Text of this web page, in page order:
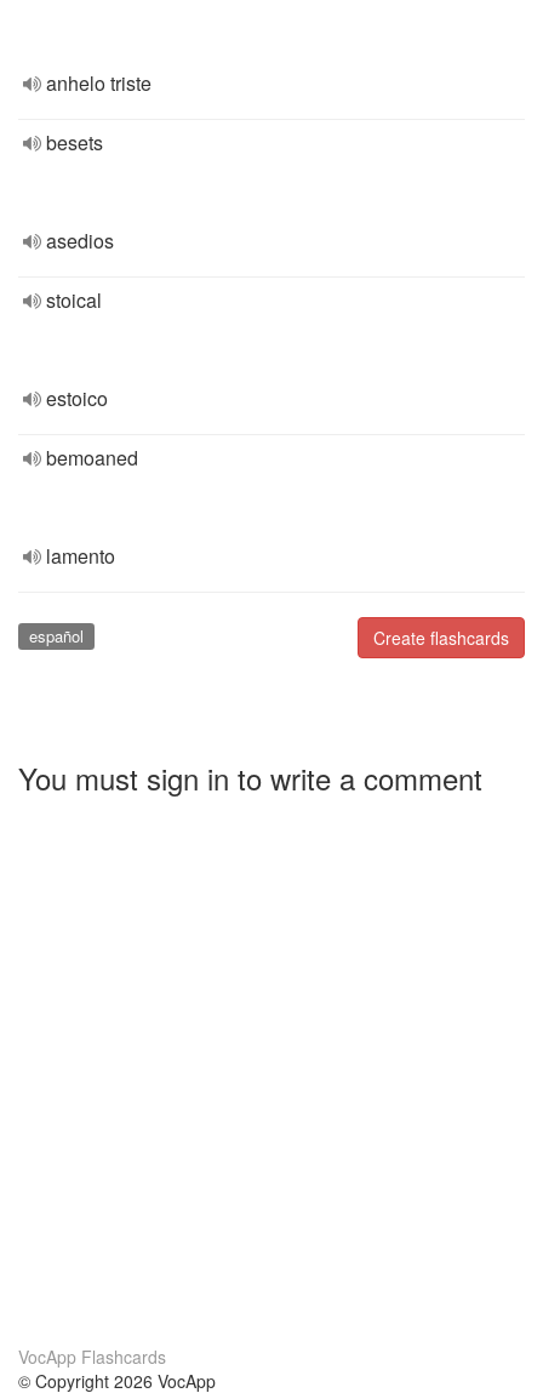
anhelo triste
besets
asedios
stoical
estoico
bemoaned
lamento
Create flashcards
español
You must sign in to write a comment
VocApp Flashcards
© Copyright 2026 VocApp